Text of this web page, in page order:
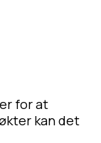
for at
kan det